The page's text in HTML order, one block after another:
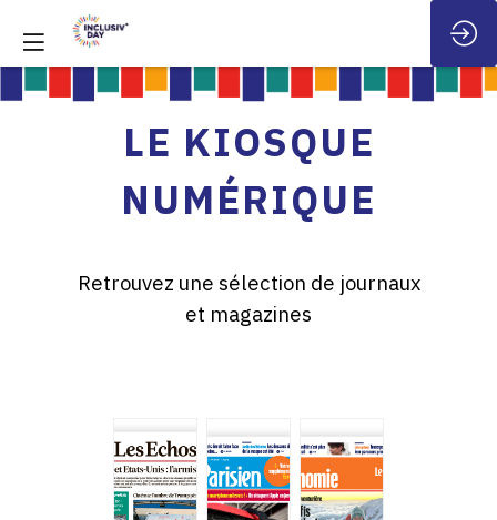
LE KIOSQUE
NUMÉRIQUE
Retrouvez une sélection de journaux
et magazines